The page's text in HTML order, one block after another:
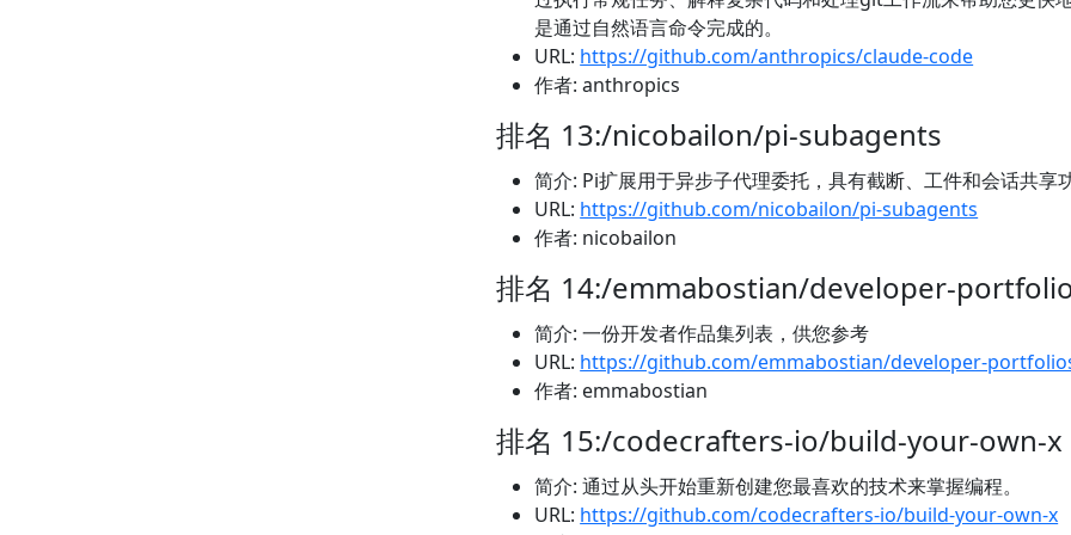
是通过自然语言命令完成的。
URL: https://github.com/anthropics/claude-code
作者: anthropics
排名 13:/nicobailon/pi-subagents
简介: Pi扩展用于异步子代理委托，具有截断、工件和会话共享
URL: https://github.com/nicobailon/pi-subagents
作者: nicobailon
排名 14:/emmabostian/developer-
简介: 一份开发者作品集列表，供您参考
URL: https://github.com/emmabostian/developer-
作者: emmabostian
排名 15:/codecrafters-io/build-your-own-x
简介: 通过从头开始重新创建您最喜欢的技术来掌握编程。
URL: https://github.com/codecrafters-io/build-your-own-x